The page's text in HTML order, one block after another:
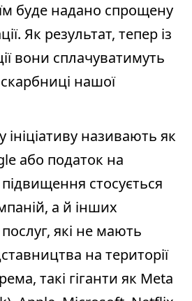
буде надано спрощену
Як результат, тепер із
вони сплачуватимуть
нашої
ініціативу називають як
або податок на
стосується
а й інших
які не мають
на території
такі гіганти як Meta